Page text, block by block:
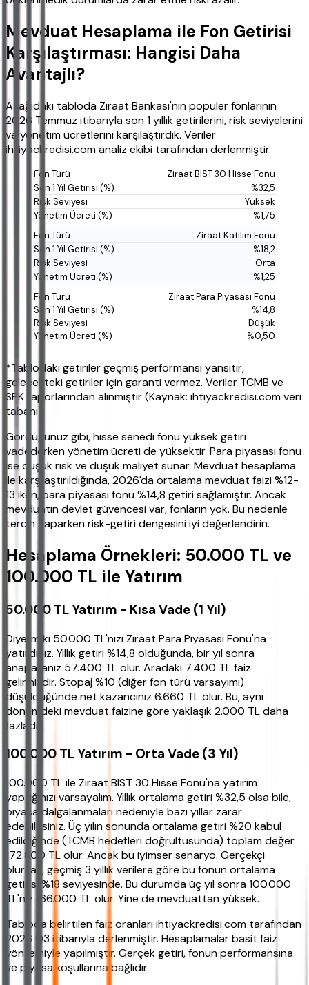
Mevduat Hesaplama ile Fon Getirisi
Karşılaştırması: Hangisi Daha
Avantajlı?
Aşağıdaki tabloda Ziraat Bankası'nın popüler fonlarının
2026 Temmuz itibarıyla son 1 yıllık getirilerini, risk seviyelerini
ve yönetim ücretlerini karşılaştırdık. Veriler
ihtiyackredisi.com analiz ekibi tarafından derlenmiştir.
Ziraat BIST 30 Hisse Fonu
%32,5
Yüksek
%1,75
Ziraat Katılım Fonu
%18,2
Orta
%1,25
Ziraat Para Piyasası Fonu
%14,8
Düşük
%0,50
*Tablodaki getiriler geçmiş performansı yansıtır,
gelecekteki getiriler için garanti vermez. Veriler TCMB ve
SPK raporlarından alınmıştır (Kaynak: ihtiyackredisi.com veri
tabanı).
Gördüğünüz gibi, hisse senedi fonu yüksek getiri
vadederken yönetim ücreti de yüksektir. Para piyasası fonu
ise düşük risk ve düşük maliyet sunar. Mevduat hesaplama
ile karşılaştırıldığında, 2026'da ortalama mevduat faizi %12-
13 iken, para piyasası fonu %14,8 getiri sağlamıştır. Ancak
mevduatın devlet güvencesi var, fonların yok. Bu nedenle
tercih yaparken risk-getiri dengesini iyi değerlendirin.
Hesaplama Örnekleri: 50.000 TL ve
100.000 TL ile Yatırım
50.000 TL Yatırım - Kısa Vade (1 Yıl)
Diyelim ki 50.000 TL'nizi Ziraat Para Piyasası Fonu'na
yatırdınız. Yıllık getiri %14,8 olduğunda, bir yıl sonra
anaparanız 57.400 TL olur. Aradaki 7.400 TL faiz
gelirinizdir. Stopaj %10 (diğer fon türü varsayımı)
düşüldüğünde net kazancınız 6.660 TL olur. Bu, aynı
dönemdeki mevduat faizine göre yaklaşık 2.000 TL daha
fazladır.
100.000 TL Yatırım - Orta Vade (3 Yıl)
100.000 TL ile Ziraat BIST 30 Hisse Fonu'na yatırım
yaptığınızı varsayalım. Yıllık ortalama getiri %32,5 olsa bile,
piyasa dalgalanmaları nedeniyle bazı yıllar zarar
edebilirsiniz. Üç yılın sonunda ortalama getiri %20 kabul
edildiğinde (TCMB hedefleri doğrultusunda) toplam değer
172.800 TL olur. Ancak bu iyimser senaryo. Gerçekçi
olursak, geçmiş 3 yıllık verilere göre bu fonun ortalama
getirisi %18 seviyesinde. Bu durumda üç yıl sonra 100.000
TL'niz 166.000 TL olur. Yine de mevduattan yüksek.
Tabloda belirtilen faiz oranları ihtiyackredisi.com tarafından
2026 Q3 itibarıyla derlenmiştir. Hesaplamalar basit faiz
yöntemiyle yapılmıştır. Gerçek getiri, fonun performansına
ve piyasa koşullarına bağlıdır.